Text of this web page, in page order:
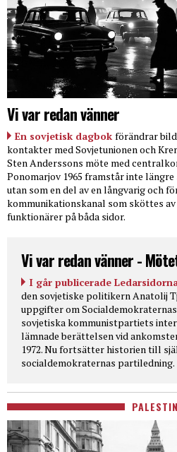
Vi var redan vänner
En sovjetisk dagbok förändrar
kontakter med Sovjetunionen och
Sten Anderssons möte med
Ponomarjov 1965 framstår inte
utan som en del av en långvarig och
kommunikationskanal som sköttes
funktionärer på båda sidor.
Vi var redan vänner -
I går publicerade
den sovjetiske politikern Anatolij
uppgifter om
sovjetiska kommunistpartiets
lämnade berättelsen vid
1972. Nu fortsätter historien till
socialdemokraternas partiledning.